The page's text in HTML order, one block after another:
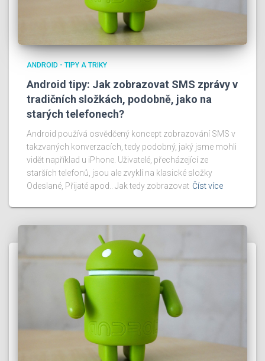
ANDROID - TIPY A TRIKY
Android tipy: Jak zobrazovat SMS zprávy v
tradičních složkách, podobně, jako na
starých telefonech?
Android používá osvědčený koncept zobrazování SMS v
takzvaných konverzacích, tedy podobný, jaký jsme mohli
vidět například u iPhone. Uživatelé, přecházející ze
starších telefonů, jsou ale zvyklí na klasické složky
Odeslané, Přijaté apod.. Jak tedy zobrazovat Číst více